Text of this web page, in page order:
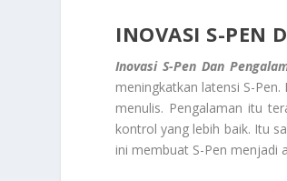
INOVASI S-PEN
Inovasi S-Pen Dan
meningkatkan latensi S-
menulis. Pengalaman itu
kontrol yang lebih baik. Itu
ini membuat S-Pen menjadi